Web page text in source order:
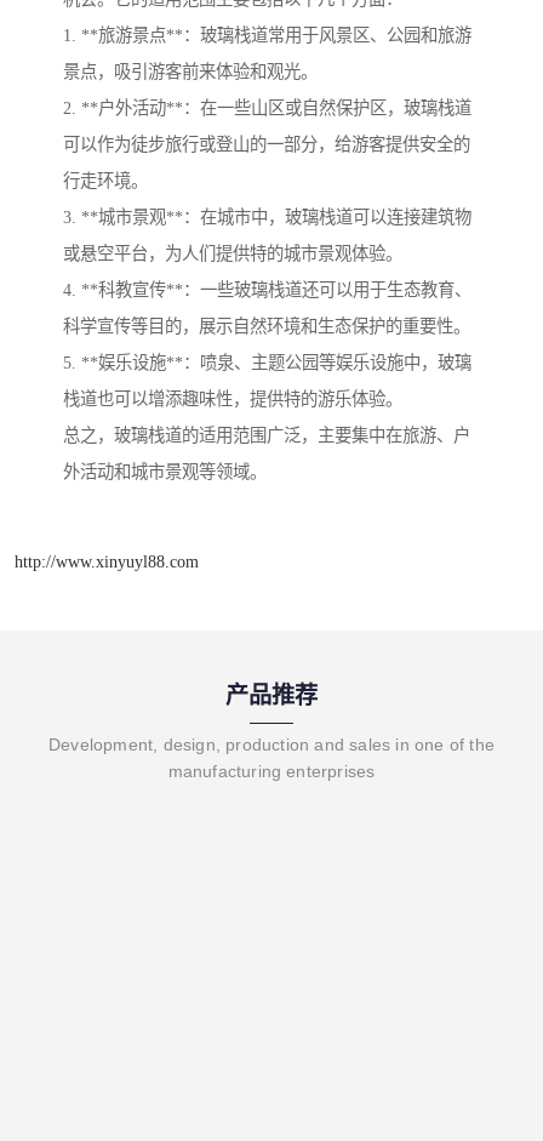
1. **旅游景点**：玻璃栈道常用于风景区、公园和旅游
景点，吸引游客前来体验和观光。
2. **户外活动**：在一些山区或自然保护区，玻璃栈道
可以作为徒步旅行或登山的一部分，给游客提供安全的
行走环境。
3. **城市景观**：在城市中，玻璃栈道可以连接建筑物
或悬空平台，为人们提供特的城市景观体验。
4. **科教宣传**：一些玻璃栈道还可以用于生态教育、
科学宣传等目的，展示自然环境和生态保护的重要性。
5. **娱乐设施**：喷泉、主题公园等娱乐设施中，玻璃
栈道也可以增添趣味性，提供特的游乐体验。
总之，玻璃栈道的适用范围广泛，主要集中在旅游、户
外活动和城市景观等领域。
http://www.xinyuyl88.com
产品推荐
Development, design, production and sales in one of the
manufacturing enterprises